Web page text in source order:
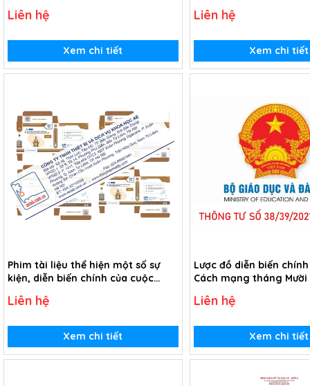
Liên hệ
Xem chi tiết
Liên hệ
Xem chi tiết
Phim tài liệu thể hiện một số sự
kiện, diễn biến chính của cuộc
Video)
Liên hệ
Xem chi tiết
Lược đồ diễn biến
Cách mạng tháng
Liên hệ
Xem chi tiết